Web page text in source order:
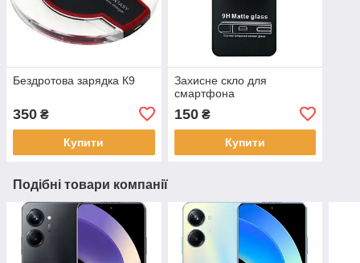
Бездротова зарядка К9
350 ₴
Купити
Захисне скло для
смартфона
150₴
Купити
Подібні товари компанії